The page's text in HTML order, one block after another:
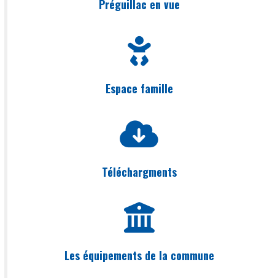
Préguillac en vue
Espace famille
Téléchargments
Les équipements de la commune